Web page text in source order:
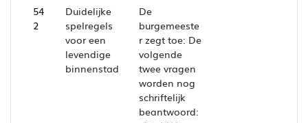
54
2
Duidelijke
spelregels
voor een
levendige
binnenstad
De
burgemeeste
r zegt toe: De
volgende
twee vragen
worden nog
schriftelijk
beantwoord: